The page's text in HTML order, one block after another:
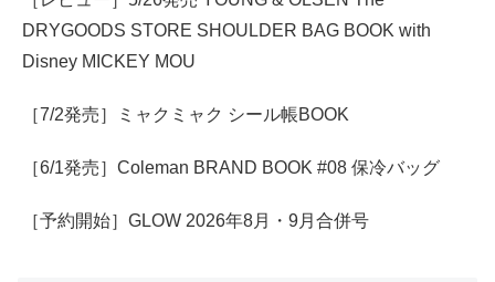
DRYGOODS STORE SHOULDER BAG BOOK with
Disney MICKEY MOU
［7/2発売］ミャクミャク シール帳BOOK
［6/1発売］Coleman BRAND BOOK #08 保冷バッグ
［予約開始］GLOW 2026年8月・9月合併号